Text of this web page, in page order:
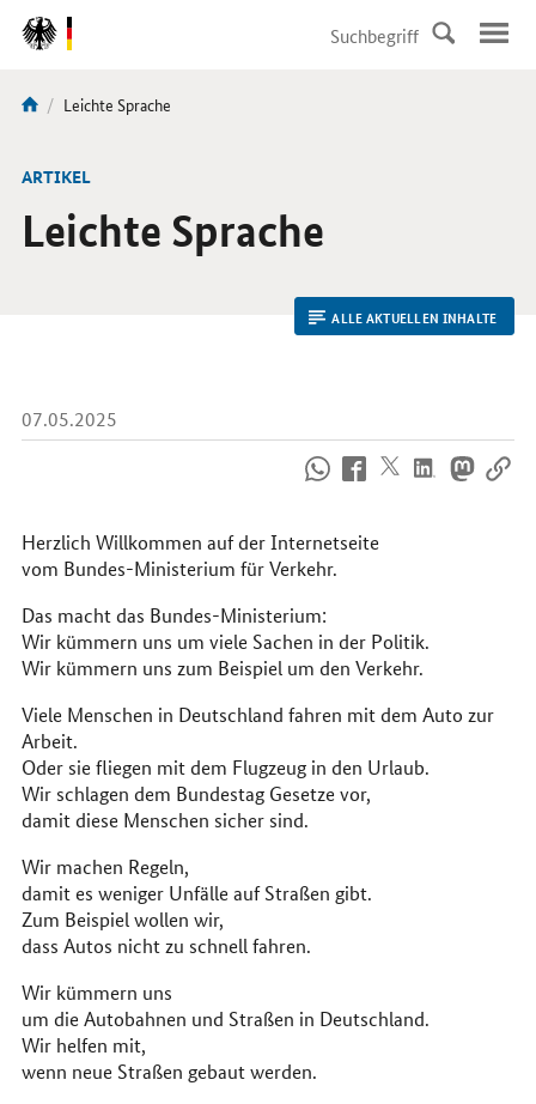
DirektZu:
Navigation
Sie
hier:
Aktuelle
Leichte Sprache
ARTIKEL
Leichte Sprache
ALLE AKTUELLEN INHALTE
07.05.2025
uns
im
Internet
Herzlich Willkommen auf der Internetseite
vom Bundes-Ministerium für Verkehr.
Das macht das Bundes-Ministerium:
Wir kümmern uns um viele Sachen in der Politik.
Wir kümmern uns zum Beispiel um den Verkehr.
Viele Menschen in Deutschland fahren mit dem Auto zur
Arbeit.
Oder sie fliegen mit dem Flugzeug in den Urlaub.
Wir schlagen dem Bundestag Gesetze vor,
damit diese Menschen sicher sind.
Wir machen Regeln,
damit es weniger Unfälle auf Straßen gibt.
Zum Beispiel wollen wir,
dass Autos nicht zu schnell fahren.
Wir kümmern uns
um die Autobahnen und Straßen in Deutschland.
Wir helfen mit,
wenn neue Straßen gebaut werden.